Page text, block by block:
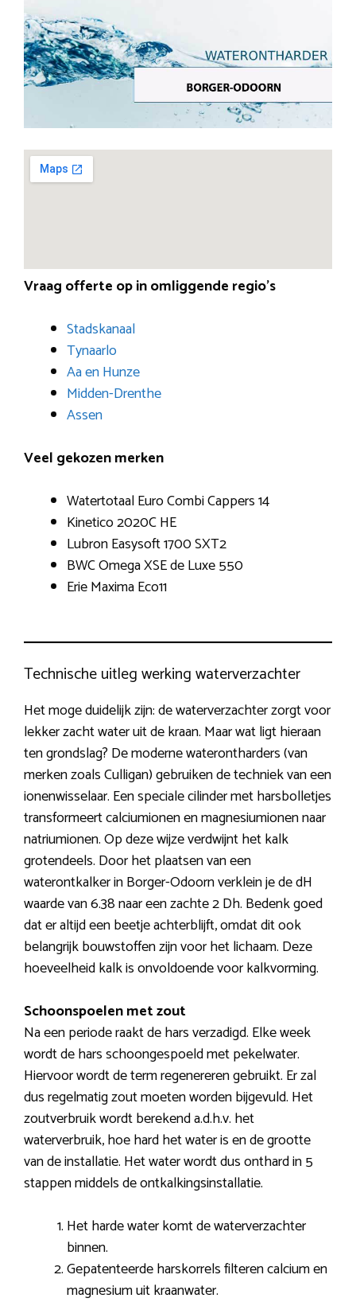
Vraag offerte op in omliggende regio’s
Stadskanaal
Tynaarlo
Aa en Hunze
Midden-Drenthe
Assen
Veel gekozen merken
Watertotaal Euro Combi Cappers 14
Kinetico 2020C HE
Lubron Easysoft 1700 SXT2
BWC Omega XSE de Luxe 550
Erie Maxima Eco11
Technische uitleg werking waterverzachter
Het moge duidelijk zijn: de waterverzachter zorgt voor
lekker zacht water uit de kraan. Maar wat ligt hieraan
ten grondslag? De moderne waterontharders (van
merken zoals Culligan) gebruiken de techniek van een
ionenwisselaar. Een speciale cilinder met harsbolletjes
transformeert calciumionen en magnesiumionen naar
natriumionen. Op deze wijze verdwijnt het kalk
grotendeels. Door het plaatsen van een
waterontkalker in Borger-Odoorn verklein je de dH
waarde van 6.38 naar een zachte 2 Dh. Bedenk goed
dat er altijd een beetje achterblijft, omdat dit ook
belangrijk bouwstoffen zijn voor het lichaam. Deze
hoeveelheid kalk is onvoldoende voor kalkvorming.
Schoonspoelen met zout
Na een periode raakt de hars verzadigd. Elke week
wordt de hars schoongespoeld met pekelwater.
Hiervoor wordt de term regenereren gebruikt. Er zal
dus regelmatig zout moeten worden bijgevuld. Het
zoutverbruik wordt berekend a.d.h.v. het
waterverbruik, hoe hard het water is en de grootte
van de installatie. Het water wordt dus onthard in 5
stappen middels de ontkalkingsinstallatie.
Het harde water komt de waterverzachter
binnen.
Gepatenteerde harskorrels filteren calcium en
magnesium uit kraanwater.